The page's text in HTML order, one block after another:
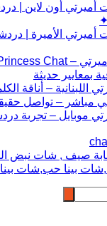
أون لاين |
الأميرة |
بمعايير حديثة
اللبنانية – أناقة
مباشر – تواصل
موبايل – تجربة
صيف , شات نبض
,شات بينا حب,شات